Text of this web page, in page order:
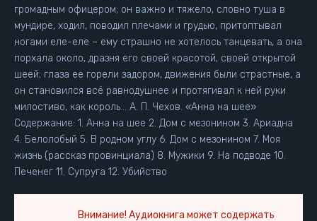
громадным офицером; он важно и тяжело, словно туша в
мундире, ходил, поводил плечами и грудью, притоптывал
ногами еле-еле – ему страшно не хотелось танцевать, а она
порхала около, дразня его своей красотой, своей открытой
шеей; глаза ее горели задором, движения были страстные, а
он становился всё равнодушнее и протягивал к ней руки
милостиво, как король... А. П. Чехов. «Анна на шее»
Содержание: 1. Анна на шее 2. Дом с мезонином 3. Ариадна
4. Белолобый 5. В родном углу 6. Дом с мезонином 7. Моя
жизнь (рассказ провинциала) 8. Мужики 9. На подводе 10.
Печенег 11. Супруга 12. Убийство
Внимание! Аудиокнига может содержать